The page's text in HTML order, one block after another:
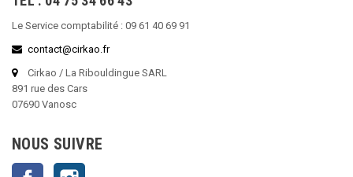
Le Service comptabilité : 09 61 40 69 91
contact@cirkao.fr
Cirkao / La Ribouldingue SARL
891 rue des Cars
07690 Vanosc
NOUS SUIVRE
Facebook